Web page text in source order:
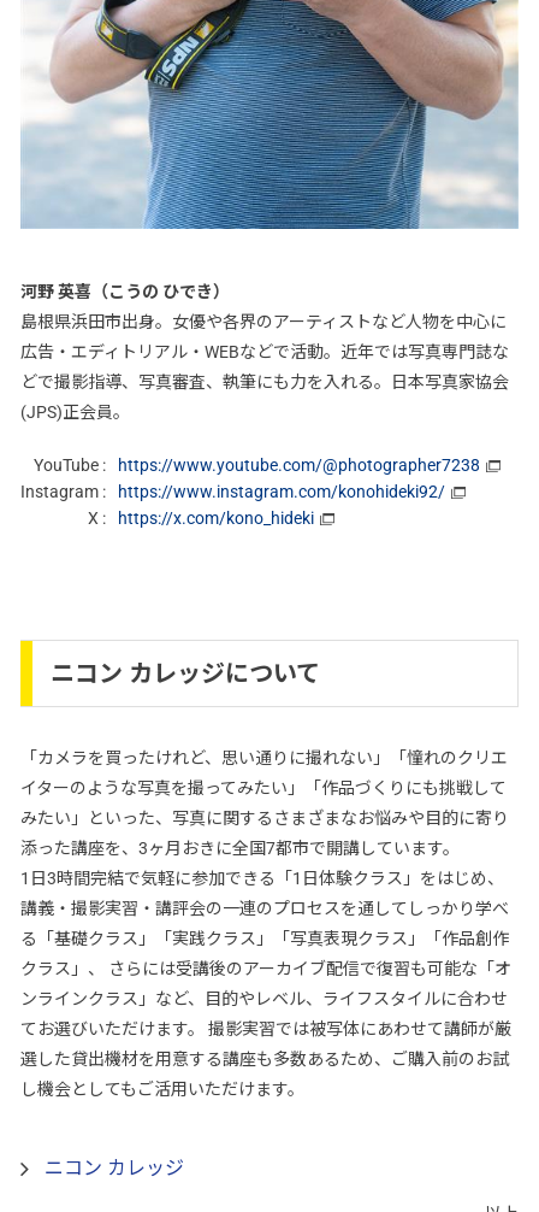
河野 英喜（こうの ひでき）
島根県浜田市出身。女優や各界のアーティストなど人物を中心に
広告・エディトリアル・WEBなどで活動。近年では写真専門誌な
どで撮影指導、写真審査、執筆にも力を入れる。日本写真家協会
(JPS)正会員。
YouTube :
https://www.youtube.com/@photographer7238
Instagram :
https://www.instagram.com/konohideki92/
X :
https://x.com/kono_hideki
ニコン カレッジについて
「カメラを買ったけれど、思い通りに撮れない」「憧れのクリエ
イターのような写真を撮ってみたい」「作品づくりにも挑戦して
みたい」といった、写真に関するさまざまなお悩みや目的に寄り
添った講座を、3ヶ月おきに全国7都市で開講しています。
1日3時間完結で気軽に参加できる「1日体験クラス」をはじめ、
講義・撮影実習・講評会の一連のプロセスを通してしっかり学べ
る「基礎クラス」「実践クラス」「写真表現クラス」「作品創作
クラス」、 さらには受講後のアーカイブ配信で復習も可能な「オ
ンラインクラス」など、目的やレベル、ライフスタイルに合わせ
てお選びいただけます。 撮影実習では被写体にあわせて講師が厳
選した貸出機材を用意する講座も多数あるため、ご購入前のお試
し機会としてもご活用いただけます。
ニコン カレッジ